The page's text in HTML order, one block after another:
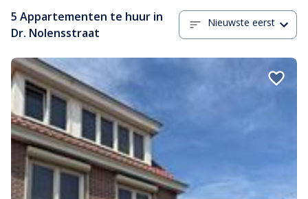
5 Appartementen te huur in
Dr. Nolensstraat
Nieuwste eerst